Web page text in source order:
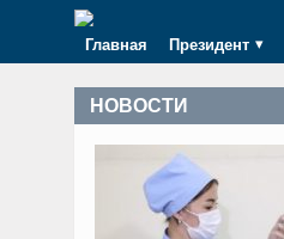
Главная Президент
НОВОСТИ